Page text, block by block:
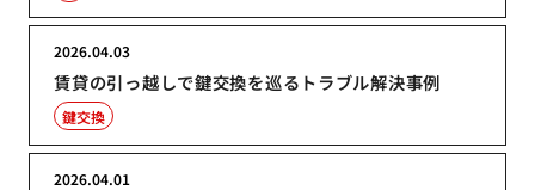
賃貸の引っ越しで鍵交換を巡るトラブル解決事例
2026.04.03
鍵交換
2026.04.01